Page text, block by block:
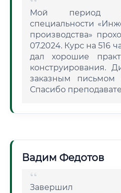
Мой период
специальности
производства»
07.2024. Курс на 516
дал хорошие
конструирования.
заказным письмом
Спасибо
Вадим Федотов
Завершил